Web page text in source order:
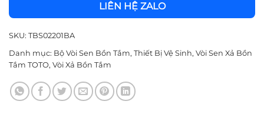
LIÊN HỆ ZALO
SKU: TBS02201BA
Danh mục: Bộ Vòi Sen Bồn Tắm, Thiết Bị Vệ Sinh, Vòi Sen Xả Bồn
Tắm TOTO, Vòi Xả Bồn Tắm